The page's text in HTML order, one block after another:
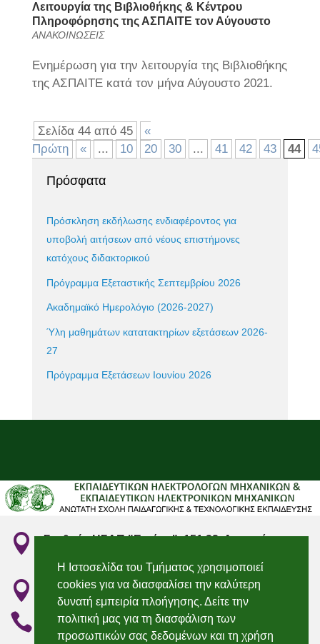
Λειτουργία της Βιβλιοθήκης & Κέντρου
Πληροφόρησης της ΑΣΠΑΙΤΕ τον Αύγουστο
ΑΝΑΚΟΙΝΩΣΕΙΣ
Ενημέρωση για την λειτουργία της Βιβλιοθήκης
της ΑΣΠΑΙΤΕ κατά τον μήνα Αύγουστο 2021.
Σελίδα 44 από 45
«
Πρώτη
« ... 10 20 30 ... 41 42 43 44
Πρόσφατα
Πρόσκληση εκδήλωσης ενδιαφέροντος για
υποβολή αιτήσεων από νέους επιστήμονες
κατόχους διδακτορικού
Πρόγραμμα Εξεταστικής Σεπτεμβρίου 2026
Ακαδημαϊκό Ημερολόγιο (2026-2027)
Ύλη μαθημάτων κατατακτηρίων εξετάσεων 2026-
27
Πρόγραμμα Εξετάσεων Ιουνίου 2026

Σταθμός ΗΣΑΠ "Ειρήνη", 151 22, Αμαρούσιο
 "Irini" Metro station, 151 22, Marousi, Attiki
 210 2896736 & 210 2896750
Η Ιστοσελίδα του Τμήματος χρησιμοποιεί
cookies για να διασφαλίσει την καλύτερη
δυνατή εμπειρία πλοήγησης. Δείτε την
πολιτική μας για τη διασφάλιση των
προσωπικών σας δεδομένων και τη χρήση